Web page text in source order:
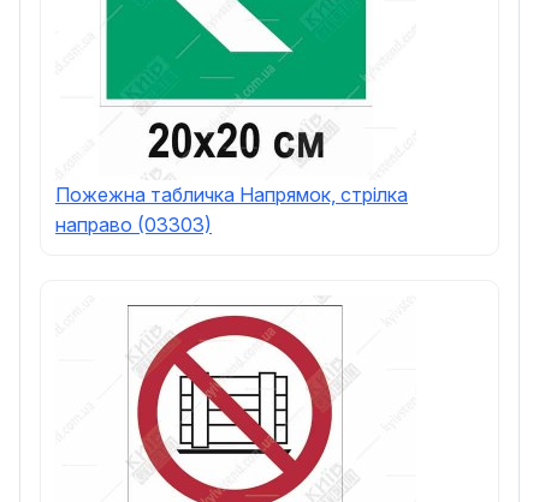
Пожежна табличка Напрямок, стрілка
направо (03303)